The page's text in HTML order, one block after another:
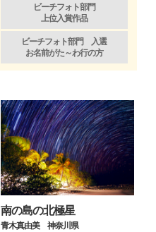
ビーチフォト部門
上位入賞作品
ビーチフォト部門 入選
お名前がた～わ行の方
南の島の北極星
青木真由美 神奈川県